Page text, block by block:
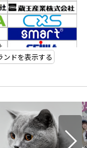
ドを表示する